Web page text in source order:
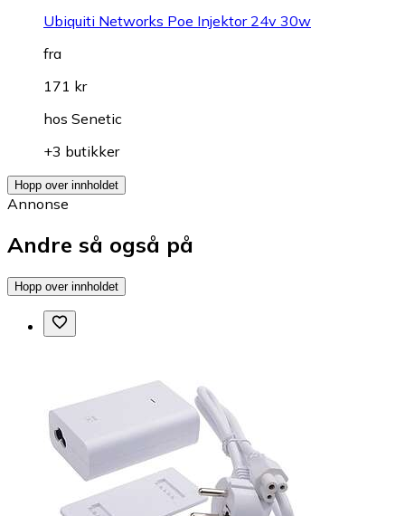
Ubiquiti Networks Poe Injektor 24v 30w
fra
171 kr
hos Senetic
+3 butikker
Hopp over innholdet
Annonse
Andre så også på
Hopp over innholdet